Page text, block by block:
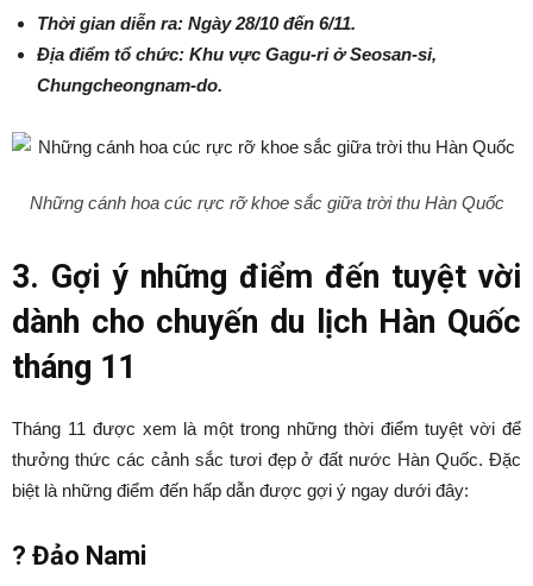
Thời gian diễn ra: Ngày 28/10 đến 6/11.
Địa điểm tổ chức: Khu vực Gagu-ri ở Seosan-si,
Chungcheongnam-do.
Những cánh hoa cúc rực rỡ khoe sắc giữa trời thu Hàn Quốc
3. Gợi ý những điểm đến tuyệt vời
dành cho chuyến du lịch Hàn Quốc
tháng 11
Tháng 11 được xem là một trong những thời điểm tuyệt vời để
thưởng thức các cảnh sắc tươi đẹp ở đất nước Hàn Quốc. Đặc
biệt là những điểm đến hấp dẫn được gợi ý ngay dưới đây:
? Đảo Nami